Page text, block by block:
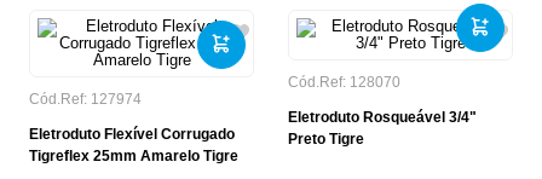
Cód.Ref: 127974
Eletroduto Flexível Corrugado
Tigreflex 25mm Amarelo Tigre
Cód.Ref: 128070
Eletroduto Rosqueável 3/4"
Preto Tigre